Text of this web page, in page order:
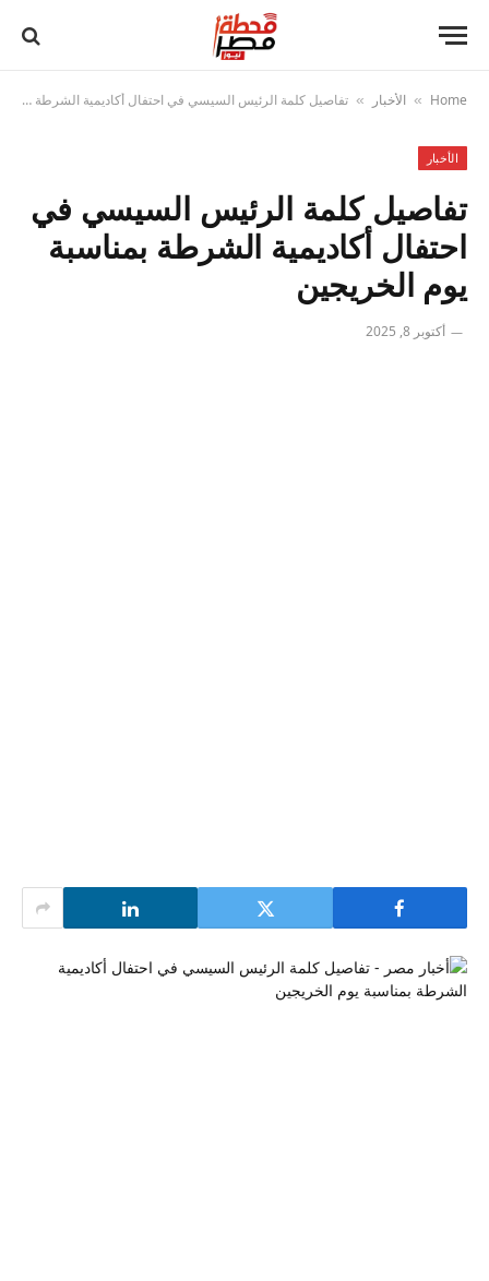
Home
» الأخبار » تفاصيل كلمة الرئيس السيسي في احتفال أكاديمية الشرطة بمناسبة يوم الخريجين
الأخبار
تفاصيل كلمة الرئيس السيسي في
احتفال أكاديمية الشرطة بمناسبة
يوم الخريجين
أكتوبر 8, 2025